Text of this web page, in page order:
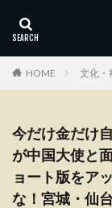
HOME 文化・
今だけ金だけ
が中国大使と
ョート版をア
な！宮城・仙